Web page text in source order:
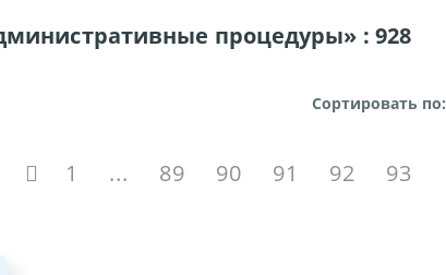
процедуры» : 928
Сортировать по:
1 ... 89 90 91 92 93